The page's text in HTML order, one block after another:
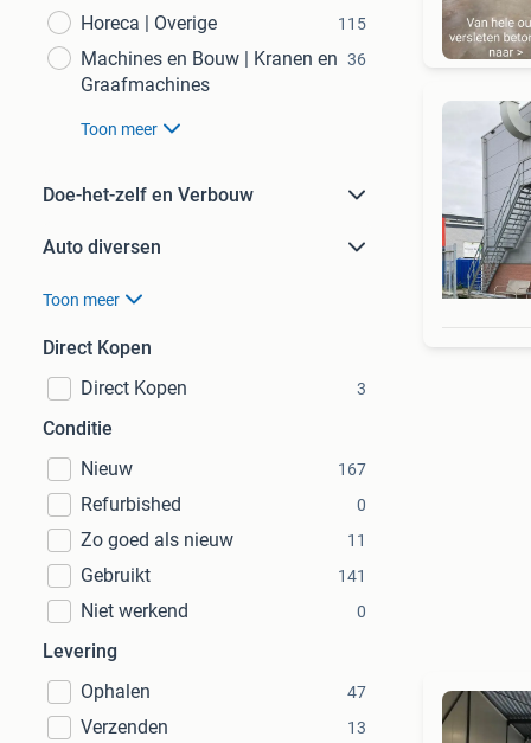
Horeca | Overige 115
Machines en Bouw | Kranen en
Graafmachines
36
Toon meer
Doe-het-zelf en Verbouw
Auto diversen
Toon meer
Direct Kopen
Direct Kopen
3
Conditie
Nieuw
167
Refurbished 0
Zo goed als nieuw 11
Gebruikt 141
Niet werkend 0
Levering
Ophalen
47
Verzenden 13